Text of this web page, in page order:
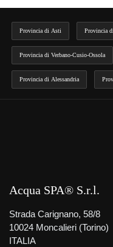
Provincia di Asti Provincia
Provincia di Verbano-Cusio-Ossola
Provincia di Alessandria
Acqua SPA® S.r.l.
Strada Carignano, 58/8
10024 Moncalieri (Torino)
ITALIA